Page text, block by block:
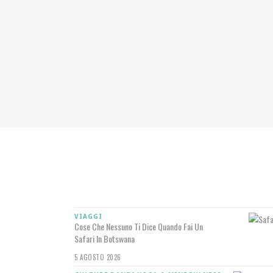
VIAGGI
Cose Che Nessuno Ti Dice Quando Fai Un
Safari In Botswana
5 AGOSTO 2026